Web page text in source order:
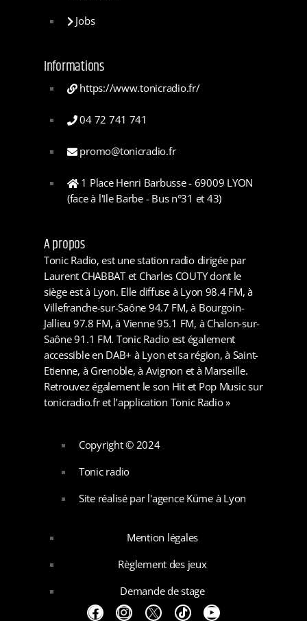
Jobs
Informations
https://www.tonicradio.fr/
04 72 741 741
promo@tonicradio.fr
1 Place Henri Barbusse - 69009 LYON
(face à l'Ile Barbe - Bus n°31 et 43)
A propos
Tonic Radio, est une station radio dirigée par
Laurent CHABBAT et Charles COUTY dont le
siège est à Lyon. Elle diffuse à Lyon 98.4 FM, à
Villefranche-sur-Saône 94.7 FM, à Bourgoin-
Jallieu 97.8 FM, à Vienne 95.1 FM, à Chalon-sur-
Saône 91.1 FM. Tonic Radio est également
accessible en DAB+ à Lyon et sa région, à Saint-
Etienne, à Grenoble, à Avignon et à Marseille.
Retrouvez également le son Hit et Pop Music sur
tonicradio.fr et l’application Tonic Radio »
Copyright © 2024
Tonic radio
Site réalisé par l'agence Küme à Lyon
Mention légales
Règlement des jeux
Demande de stage